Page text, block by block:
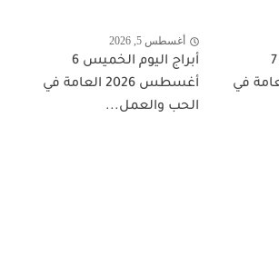
أبراج اليوم الجمعة 7
2026 العامة في
أغسطس 5, 2026
أبراج اليوم الخميس 6
أغسطس 2026 العامة في
الحب والعمل...